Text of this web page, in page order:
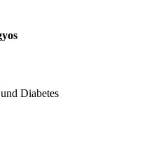
Diabetes